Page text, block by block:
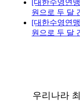
[대한수영연
원으로 두 달
[대한수영연
원으로 두 달
우리나라